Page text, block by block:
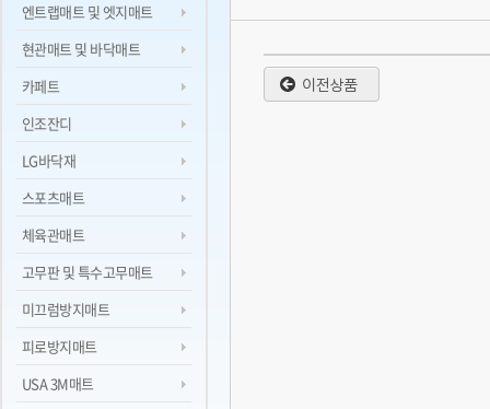
엔트랩매트 및 엣지매트
현관매트 및 바닥매트
카페트
인조잔디
LG바닥재
스포츠매트
체육관매트
고무판 및 특수고무매트
미끄럼방지매트
피로방지매트
USA 3M매트